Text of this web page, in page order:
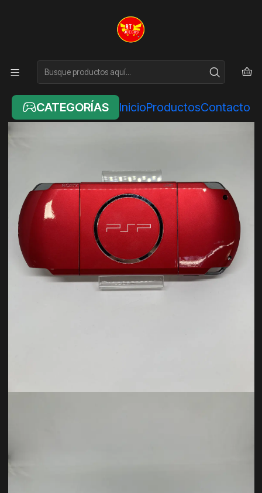
CATEGORÍAS InicioProductosContacto
PSP 3000 SLIM CON 64GB DESBLOQUEADA CON MAS 100
JUEGOS